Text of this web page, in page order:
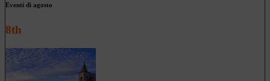
Eventi di agosto
8th